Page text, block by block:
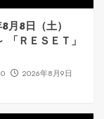
8日（土）
ＲＥＳＥＴ」
2026年8月9日